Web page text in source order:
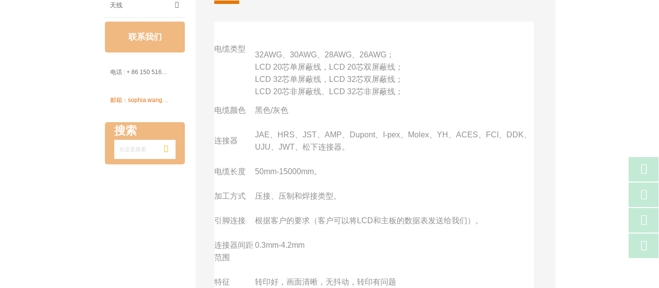
天线 
联系我们
电话 : + 86 150 5162 5639

搜索

电缆类型
32AWG、30AWG、28AWG、26AWG；
LCD 20芯单屏蔽线，LCD 20芯双屏蔽线；
LCD 32芯单屏蔽线，LCD 32芯双屏蔽线；
LCD 20芯非屏蔽线、LCD 32芯非屏蔽线；
电缆颜色 黑色/灰色
连接器
JAE、HRS、JST、AMP、Dupont、I-pex、Molex、YH、ACES、FCI、DDK、
UJU、JWT、松下连接器。
电缆长度 50mm-15000mm。
加工方式 压接、压制和焊接类型。
引脚连接 根据客户的要求（客户可以将LCD和主板的数据表发送给我们）。
连接器间距
范围
0.3mm-4.2mm
特征 转印好，画面清晰，无抖动，转印有问题



